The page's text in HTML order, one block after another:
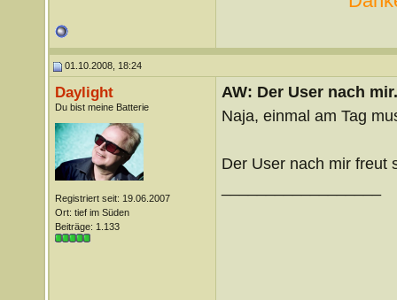
01.10.2008, 18:24
Daylight
Du bist meine Batterie
Registriert seit: 19.06.2007
Ort: tief im Süden
Beiträge: 1.133
AW: Der User nach
Naja, einmal am Tag
Der User nach mir freut